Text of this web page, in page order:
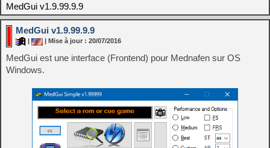
MedGui v1.9.99.9.9
MedGui v1.9.99.9.9
| Mise à jour : 20/07/2016
MedGui est une interface (Frontend) pour Mednafen sur OS
Windows.